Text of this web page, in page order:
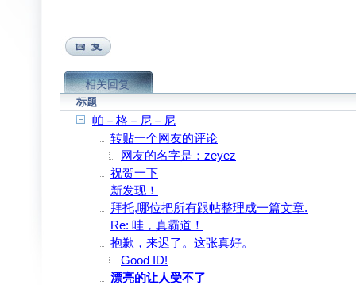
相关回复
标题
帕－格－尼－尼
转贴一个网友的评论
网友的名字是：zeyez
祝贺一下
新发现！
拜托,哪位把所有跟帖整理成一篇文章.
Re: 哇，真霸道！
抱歉，来迟了。这张真好。
Good ID!
漂亮的让人受不了